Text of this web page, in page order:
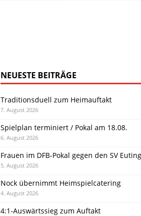
NEUESTE BEITRÄGE
Traditionsduell zum Heimauftakt
7. August 2026
Spielplan terminiert / Pokal am 18.08.
6. August 2026
Frauen im DFB-Pokal gegen den SV
5. August 2026
Nock übernimmt Heimspielcatering
4. August 2026
4:1-Auswärtssieg zum Auftakt